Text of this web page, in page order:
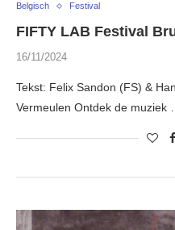
Belgisch Festival
FIFTY LAB Festival
16/11/2024
Tekst: Felix Sandon (FS) &
Vermeulen Ontdek de muziek